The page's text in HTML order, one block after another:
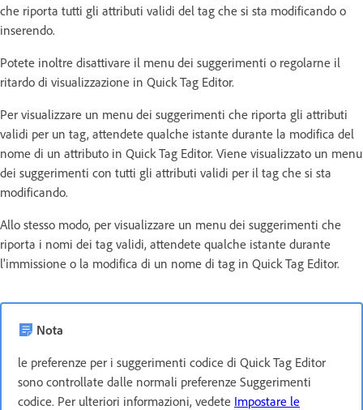
che riporta tutti gli attributi validi del tag che si sta modificando o
inserendo.
Potete inoltre disattivare il menu dei suggerimenti o regolarne il
ritardo di visualizzazione in Quick Tag Editor.
Per visualizzare un menu dei suggerimenti che riporta gli attributi
validi per un tag, attendete qualche istante durante la modifica del
nome di un attributo in Quick Tag Editor. Viene visualizzato un menu
dei suggerimenti con tutti gli attributi validi per il tag che si sta
modificando.
Allo stesso modo, per visualizzare un menu dei suggerimenti che
riporta i nomi dei tag validi, attendete qualche istante durante
l'immissione o la modifica di un nome di tag in Quick Tag Editor.
Nota
le preferenze per i suggerimenti codice di Quick Tag Editor
sono controllate dalle normali preferenze Suggerimenti
codice. Per ulteriori informazioni, vedete Impostare le